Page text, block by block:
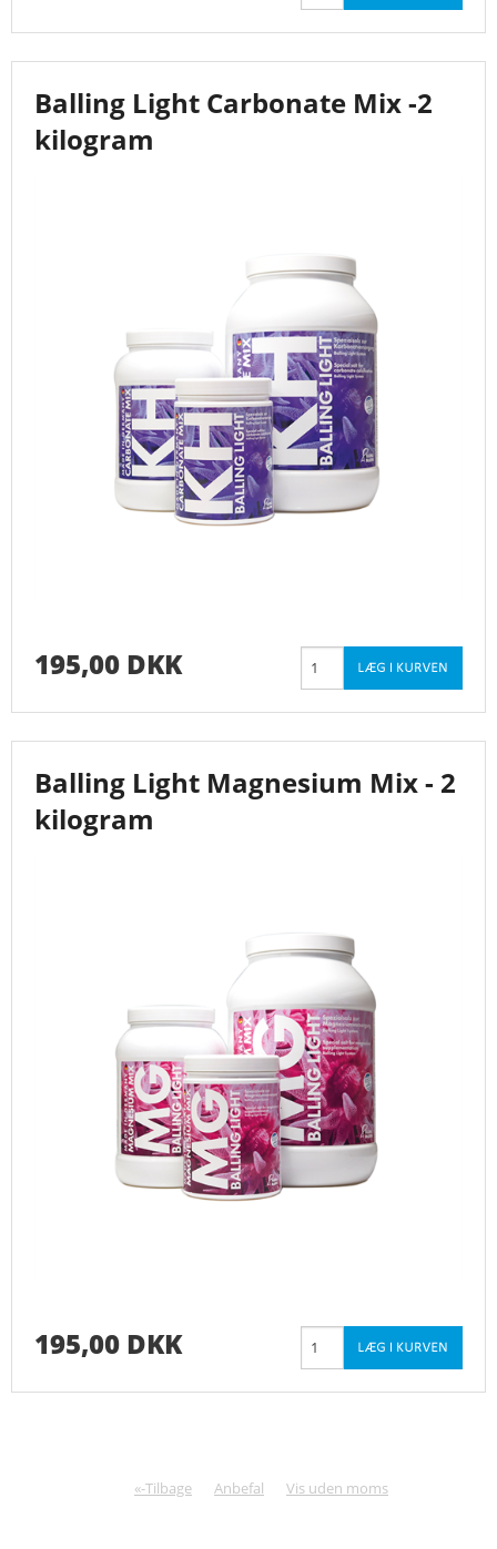
Balling Light Carbonate Mix -2
kilogram
195,00 DKK
Balling Light Magnesium Mix - 2
kilogram
195,00 DKK
«-Tilbage Anbefal Vis uden moms